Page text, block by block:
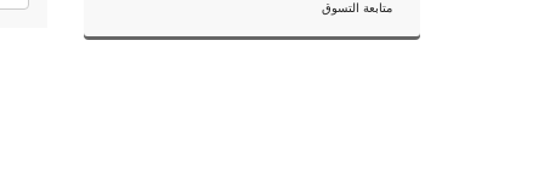
متابعة التسوق